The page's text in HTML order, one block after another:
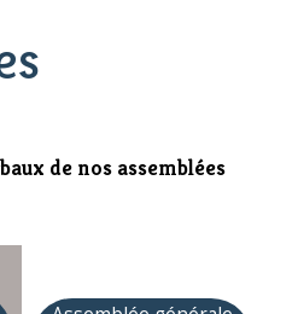
de nos assemblées